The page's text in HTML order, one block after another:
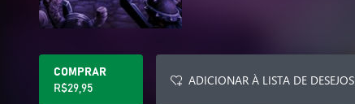
COMPRAR
R$29,95
ADICIONAR À LISTA DE DESEJOS